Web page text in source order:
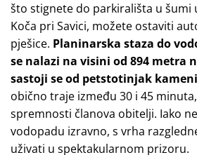
što stignete do parkirališta u šumi
Koča pri Savici, možete ostaviti
pješice. Planinarska staza do
se nalazi na visini od 894 metra
sastoji se od petstotinjak
obično traje između 30 i 45
spremnosti članova obitelji. Iako
vodopadu izravno, s vrha
uživati u spektakularnom prizoru.